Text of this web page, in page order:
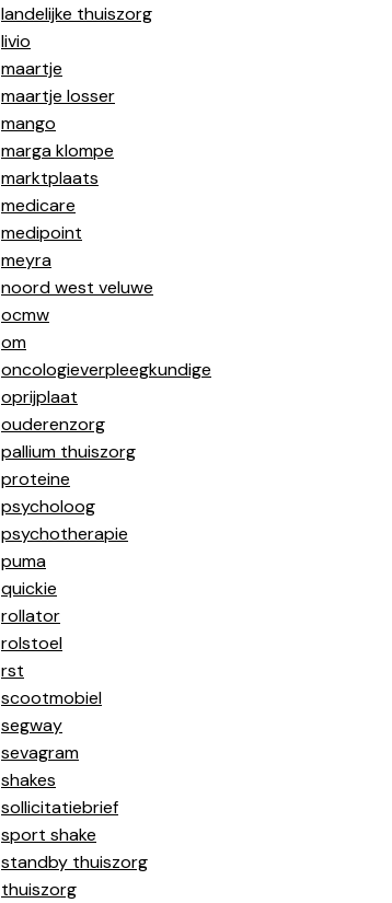
landelijke thuiszorg
livio
maartje
maartje losser
mango
marga klompe
marktplaats
medicare
medipoint
meyra
noord west veluwe
ocmw
om
oncologieverpleegkundige
oprijplaat
ouderenzorg
pallium thuiszorg
proteine
psycholoog
psychotherapie
puma
quickie
rollator
rolstoel
rst
scootmobiel
segway
sevagram
shakes
sollicitatiebrief
sport shake
standby thuiszorg
thuiszorg